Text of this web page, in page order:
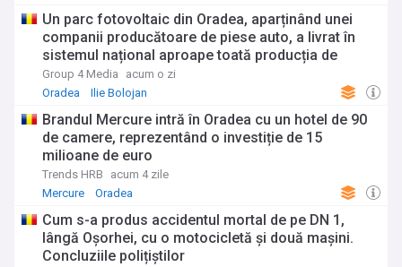
Un parc fotovoltaic din Oradea, aparținând unei
companii producătoare de piese auto, a livrat în
sistemul național aproape toată producția de
energie: „Dacă cei care au astfel de capacități ar
face același lucru ar conta foarte mult”
Group 4 Media
acum o zi
Oradea
Ilie Bolojan
Brandul Mercure intră în Oradea cu un hotel de 90
de camere, reprezentând o investiție de 15
milioane de euro
Trends HRB
acum 4 zile
Mercure
Oradea
Cum s-a produs accidentul mortal de pe DN 1,
lângă Oșorhei, cu o motocicletă și două mașini.
Concluziile polițiștilor